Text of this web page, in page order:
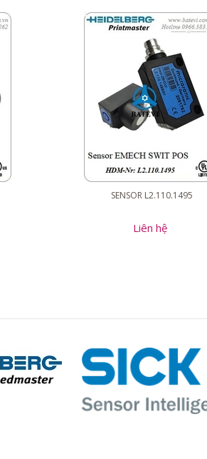
SENSOR L2.110.1495
Liên hệ